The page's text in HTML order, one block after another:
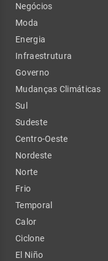
Negócios
Moda
Energia
Infraestrutura
Governo
Mudanças Climáticas
Sul
Sudeste
Centro-Oeste
Nordeste
Norte
Frio
Temporal
Calor
Ciclone
El Niño